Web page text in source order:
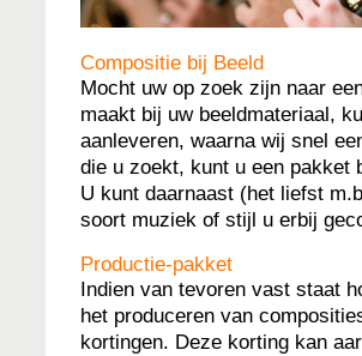
Compositie bij Beeld
Mocht uw op zoek zijn naar
maakt bij uw beeldmateriaal,
aanleveren, waarna wij snel
die u zoekt, kunt u een pakket
U kunt daarnaast (het liefst
soort muziek of stijl u erbij
Productie-pakket
Indien van tevoren vast staat
het produceren van
kortingen. Deze korting kan